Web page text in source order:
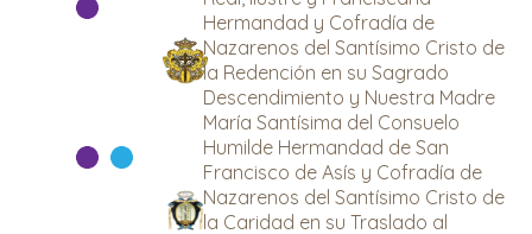
Hermandad y Cofradía de
Nazarenos del Santísimo Cristo de
la Redención en su Sagrado
Descendimiento y Nuestra Madre
María Santísima del Consuelo
Humilde Hermandad de San
Francisco de Asís y Cofradía de
Nazarenos del Santísimo Cristo de
la Caridad en su Traslado al